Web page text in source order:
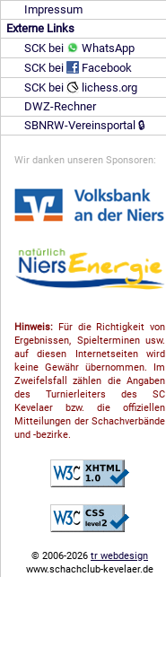
Impressum
Externe Links
SCK bei
WhatsApp
SCK bei
Facebook
SCK bei
lichess.org
DWZ-Rechner
SBNRW-Vereinsportal 🔒
Wir danken unseren Sponsoren:
Hinweis: Für die Richtigkeit von
Ergebnissen, Spielterminen usw.
auf diesen Internetseiten wird
keine Gewähr übernommen. Im
Zweifelsfall zählen die Angaben
des Turnierleiters des SC
Kevelaer bzw. die offiziellen
Mitteilungen der Schach­ver­bände
und -bezirke.
© 2006-2026 tr webdesign
www.schachclub-kevelaer.de